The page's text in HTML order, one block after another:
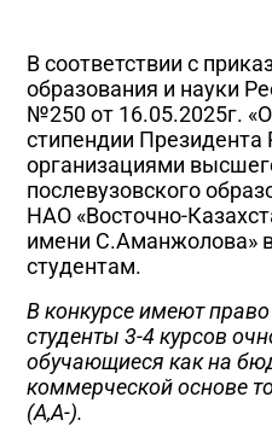
В соответствии с
образования и науки
№250 от 16.05.2025г.
стипендии
организациями
послевузовского
НАО «Восточно-
имени С.Аманжолова»
студентам.
В конкурсе имеют
студенты 3-4 курсов
обучающиеся как на
коммерческой основе
(А,А-).